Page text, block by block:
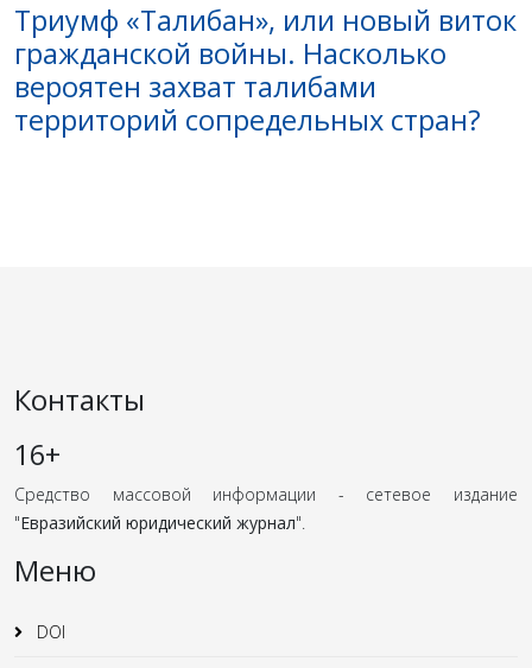
Триумф «Талибан», или новый виток
гражданской войны. Насколько
вероятен захват талибами
территорий сопредельных стран?
Контакты
16+
Средство массовой информации - сетевое издание
"Евразийский юридический журнал".
Меню
DOI